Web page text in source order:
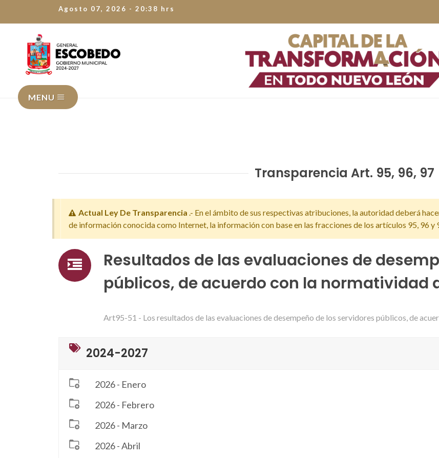
Agosto 07, 2026 - 20:38 hrs
MENU
Transparencia Art. 95, 96, 97
Actual Ley De Transparencia .- En el ámbito de sus respectivas atribuciones, la autoridad deberá
de información conocida como Internet, la información con base en las fracciones de los artículos 95, 96 y
Resultados de las evaluaciones de
públicos, de acuerdo con la normatividad
Art95-51 - Los resultados de las evaluaciones de desempeño de los servidores públicos, de
2024-2027
2026 - Enero
2026 - Febrero
2026 - Marzo
2026 - Abril